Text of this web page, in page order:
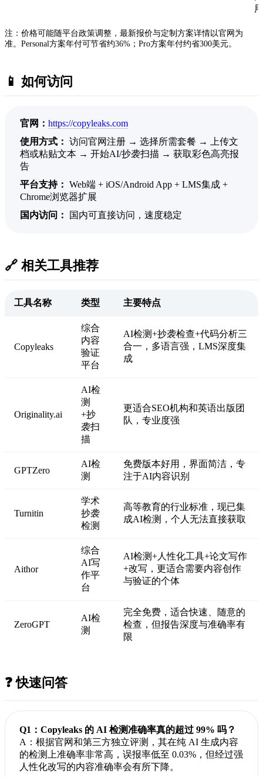
注：价格可能随平台政策调整，最新报价与定制方案详情以官网为
准。Personal方案年付可节省约36%；Pro方案年付约省300美元。
📱 如何访问
官网： https://copyleaks.com
使用方式： 访问官网注册 → 选择所需套餐 → 上传文
档或粘贴文本 → 开始AI/抄袭扫描 → 获取彩色高亮报
告
平台支持： Web端 + iOS/Android App + LMS集成 +
Chrome浏览器扩展
国内访问：
国内可直接访问，速度稳定
🔗 相关工具推荐
工具名称 类型 主要特点
Copyleaks
综合
内容
验证
平台
AI检测+抄袭检查+代码分析三
合一，多语言强，LMS深度集
成
Originality.ai
AI检
测
+抄
袭扫
描
更适合SEO机构和英语出版团
队，专业度强
GPTZero
AI检
测
免费版本好用，界面简洁，专
注于AI内容识别
Turnitin
学术
抄袭
检测
高等教育的行业标准，现已集
成AI检测，个人无法直接获取
Aithor
综合
AI写
作平
台
AI检测+人性化工具+论文写作
+改写，更适合需要内容创作
与验证的个体
ZeroGPT
AI检
测
完全免费，适合快速、随意的
检查，但报告深度与准确率有
限
❓ 快速问答
Q1：Copyleaks 的 AI 检测准确率真的超过 99% 吗？
A：根据官网和第三方独立评测，其在纯 AI 生成内容
的检测上准确率非常高，误报率低至 0.03%，但经过强
人性化改写的内容准确率会有所下降。